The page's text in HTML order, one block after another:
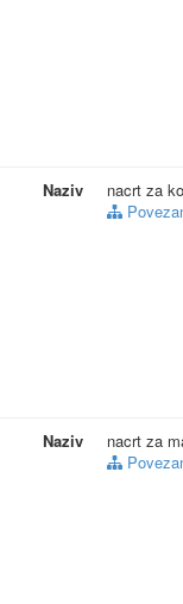
Naziv
nacrt za
Naziv
nacrt za